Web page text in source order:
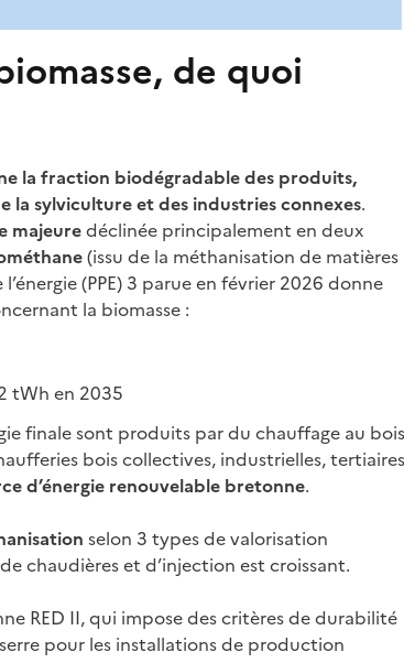
de quoi
la fraction biodégradable des produits,
la sylviculture et des industries connexes.
majeuredéclinée principalement en deux
(issu de la méthanisation de matières
(PPE) 3 parue en février 2026 donne
la biomasse :
tWh en 2035
finale sont produits par du chauffage au bois
bois collectives, industrielles, tertiaires
d’énergie renouvelable bretonne.
selon 3 types de valorisation
chaudières et d’injection est croissant.
RED II, qui impose des critères de durabilité
pour les installations de production